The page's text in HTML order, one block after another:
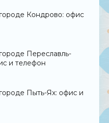
Кондрово: офис
Переславль-
и телефон
Пыть-Ях: офис и